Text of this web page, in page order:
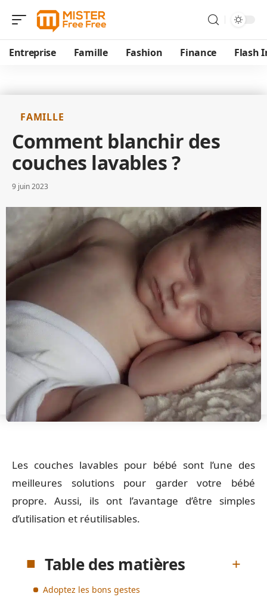
Entreprise Famille Fashion Finance Flash
FAMILLE
Comment blanchir des
couches lavables ?
9 juin 2023
Les couches lavables pour bébé sont l’une des
meilleures solutions pour garder votre bébé
propre. Aussi, ils ont l’avantage d’être simples
d’utilisation et réutilisables.
Table des matières
Adoptez les bons gestes